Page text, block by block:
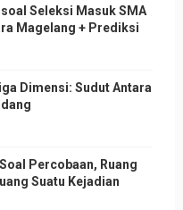
Seleksi Masuk SMA
Magelang + Prediksi
Dimensi: Sudut Antara
Percobaan, Ruang
Suatu Kejadian